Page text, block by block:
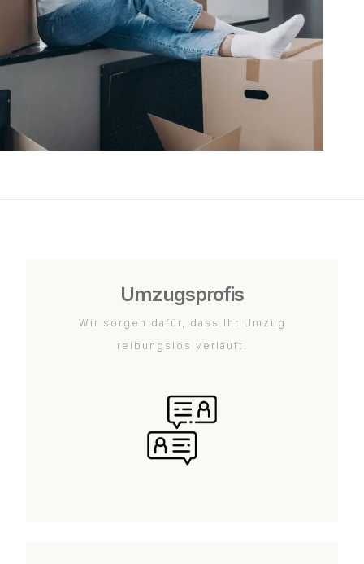
Umzugsprofis
Wir sorgen dafür, dass Ihr Umzug
reibungslos verläuft.